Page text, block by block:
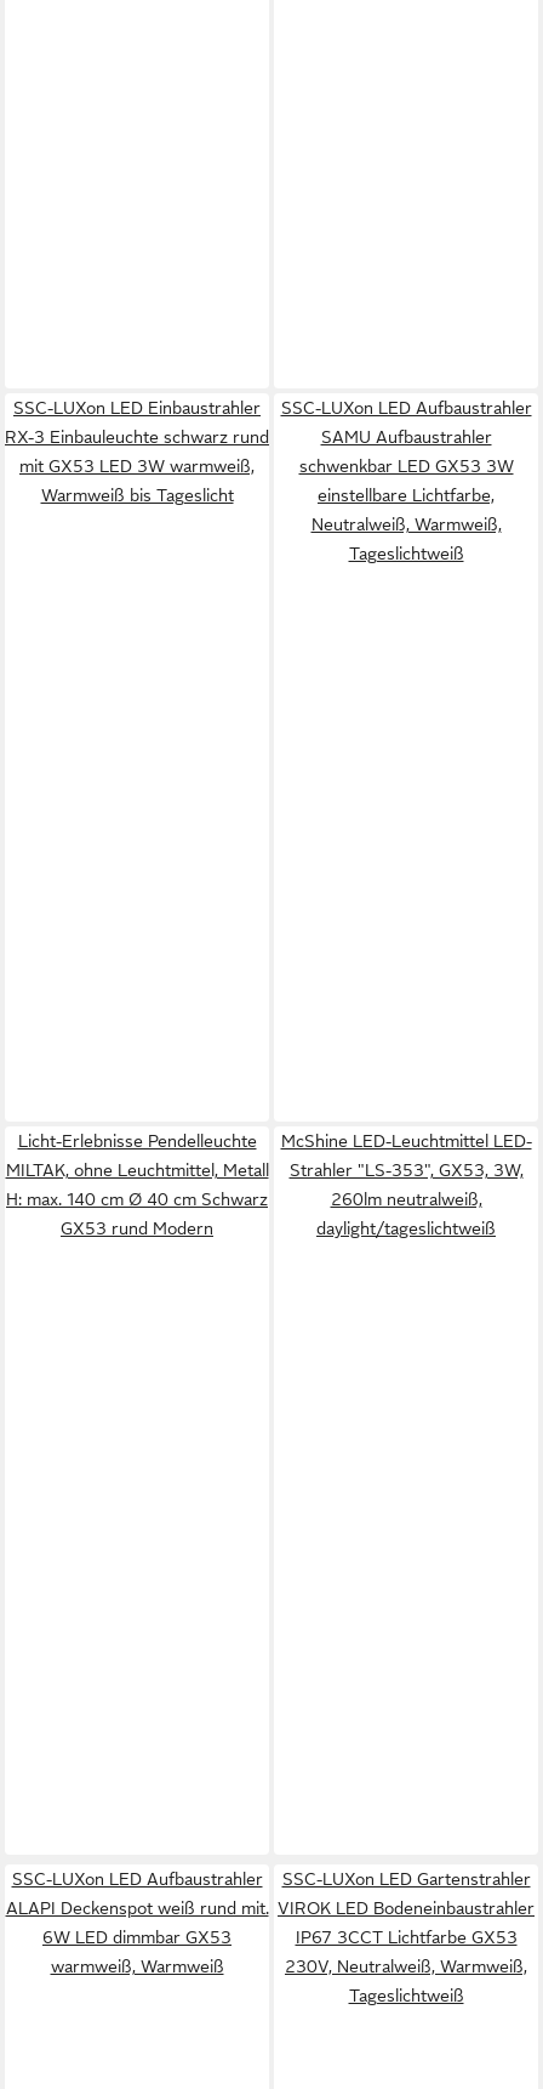
SSC-LUXon LED Einbaustrahler
RX-3 Einbauleuchte schwarz rund
mit GX53 LED 3W warmweiß,
Warmweiß bis Tageslicht
SSC-LUXon LED Aufbaustrahler
SAMU Aufbaustrahler
schwenkbar LED GX53 3W
einstellbare Lichtfarbe,
Neutralweiß, Warmweiß,
Tageslichtweiß
Licht-Erlebnisse Pendelleuchte
MILTAK, ohne Leuchtmittel, Metall
H: max. 140 cm Ø 40 cm Schwarz
GX53 rund Modern
McShine LED-Leuchtmittel LED-
Strahler "LS-353", GX53, 3W,
260lm neutralweiß,
daylight/tageslichtweiß
SSC-LUXon LED Aufbaustrahler
ALAPI Deckenspot weiß rund mit.
6W LED dimmbar GX53
warmweiß, Warmweiß
SSC-LUXon LED Gartenstrahler
VIROK LED Bodeneinbaustrahler
IP67 3CCT Lichtfarbe GX53
230V, Neutralweiß, Warmweiß,
Tageslichtweiß